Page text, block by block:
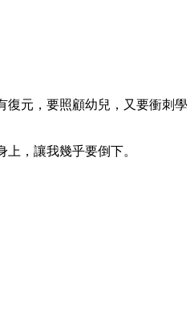
復元，要照顧幼兒，又要衝刺學
，讓我幾乎要倒下。